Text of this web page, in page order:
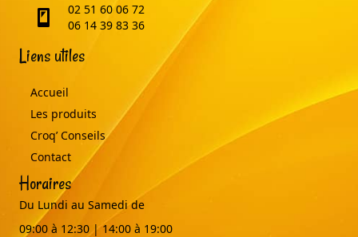
telephone02 51 60 06 72
06 14 39 83 36
Liens utiles
Accueil
Les produits
Croq’ Conseils
Contact
Horaires
Du Lundi au Samedi de
09:00 à 12:30 | 14:00 à 19:00